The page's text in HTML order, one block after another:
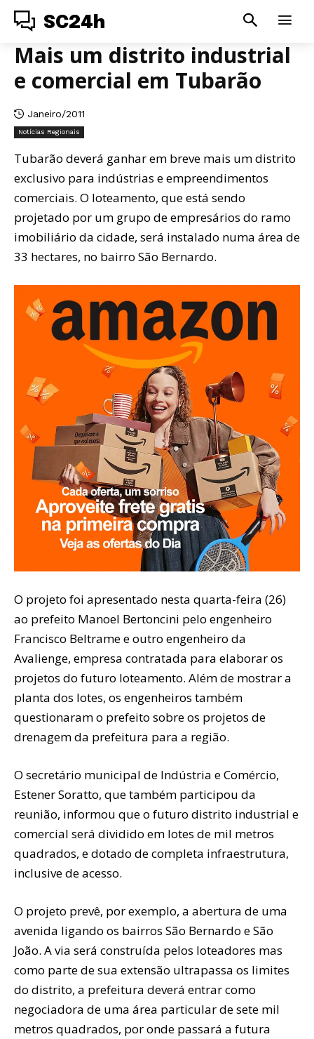
SC24h
Mais um distrito industrial
e comercial em Tubarão
Janeiro/2011
Notícias Regionais
Tubarão deverá ganhar em breve mais um distrito
exclusivo para indústrias e empreendimentos
comerciais. O loteamento, que está sendo
projetado por um grupo de empresários do ramo
imobiliário da cidade, será instalado numa área de
33 hectares, no bairro São Bernardo.
O projeto foi apresentado nesta quarta-feira (26)
ao prefeito Manoel Bertoncini pelo engenheiro
Francisco Beltrame e outro engenheiro da
Avalienge, empresa contratada para elaborar os
projetos do futuro loteamento. Além de mostrar a
planta dos lotes, os engenheiros também
questionaram o prefeito sobre os projetos de
drenagem da prefeitura para a região.
O secretário municipal de Indústria e Comércio,
Estener Soratto, que também participou da
reunião, informou que o futuro distrito industrial e
comercial será dividido em lotes de mil metros
quadrados, e dotado de completa infraestrutura,
inclusive de acesso.
O projeto prevê, por exemplo, a abertura de uma
avenida ligando os bairros São Bernardo e São
João. A via será construída pelos loteadores mas
como parte de sua extensão ultrapassa os limites
do distrito, a prefeitura deverá entrar como
negociadora de uma área particular de sete mil
metros quadrados, por onde passará a futura